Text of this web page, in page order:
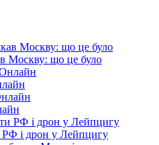
Москву: що це було
РФ і дрон у Лейпцигу